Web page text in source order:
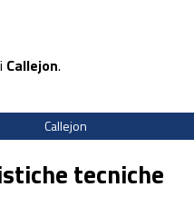
Callejon.
Callejon
tecniche